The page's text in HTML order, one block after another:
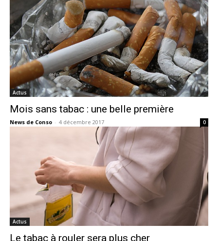
Actus
Mois sans tabac : une belle première
News de Conso - 4 décembre 2017 0
Actus
Le tabac à rouler sera plus cher